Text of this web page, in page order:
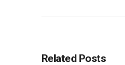
Related Posts